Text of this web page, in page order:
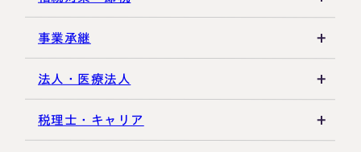
相続放棄・限定承認
相続手続き全般
特別縁故者
特別受益・寄与分
土地の評価
借地権・貸家
その他不動産
養子縁組・家族信託
生命保険活用
小規模企業共済
事業承継
非上場株式評価
自己株式・株式取得
法人・医療法人
社団法人
税理士・キャリア